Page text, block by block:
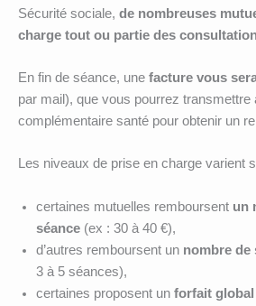
Sécurité sociale, de nombreuses
charge tout ou partie des
En fin de séance, une facture vous
par mail), que vous pourrez transmettre
complémentaire santé pour obtenir un
Les niveaux de prise en charge varient
certaines mutuelles remboursent un
séance (ex : 30 à 40 €),
d’autres remboursent un nombre de
3 à 5 séances),
certaines proposent un forfait